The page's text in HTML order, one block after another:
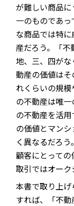
が難しい商品
一のものであ
な商品では特
産だろう。「
地、三、四が
動産の価値は
れくらいの規
の不動産は唯
の不動産を活
の価値とマン
く異なるだろう
顧客にとって
取引ではオーク
本書で取り上
すれば、「不